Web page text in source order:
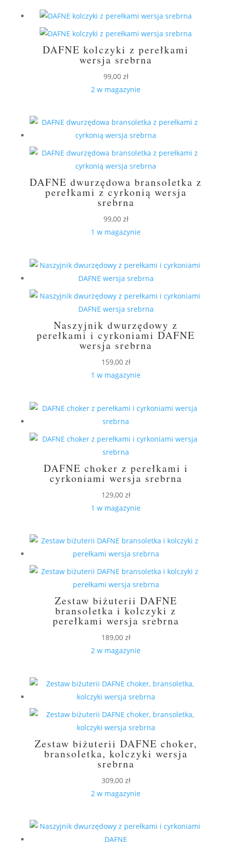
DAFNE kolczyki z perełkami
wersja srebrna
99,00 zł
2 w magazynie
DAFNE dwurzędowa bransoletka z
perełkami z cyrkonią wersja
srebrna
99,00 zł
1 w magazynie
Naszyjnik dwurzędowy z
perełkami i cyrkoniami DAFNE
wersja srebrna
159,00 zł
1 w magazynie
DAFNE choker z perełkami i
cyrkoniami wersja srebrna
129,00 zł
1 w magazynie
Zestaw biżuterii DAFNE
bransoletka i kolczyki z
perełkami wersja srebrna
189,00 zł
2 w magazynie
Zestaw biżuterii DAFNE choker,
bransoletka, kolczyki wersja
srebrna
309,00 zł
2 w magazynie